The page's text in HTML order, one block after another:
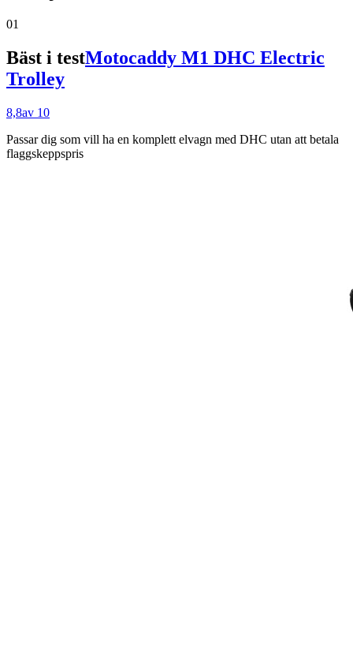
01
Bäst i testMotocaddy M1 DHC Electric
Trolley
8,8av 10
Passar dig som vill ha en komplett elvagn med DHC utan att betala
flaggskeppspris